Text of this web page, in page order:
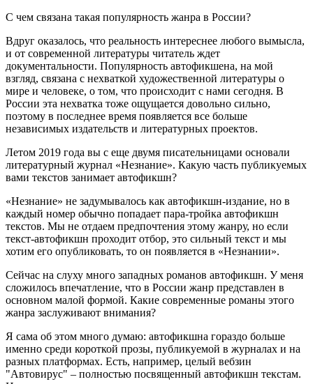
С чем связана такая популярность жанра в России?
Вдруг оказалось, что реальность интереснее любого вымысла,
и от современной литературы читатель ждет
документальности. Популярность автофикшена, на мой
взгляд, связана с нехваткой художественной литературы о
мире и человеке, о том, что происходит с нами сегодня. В
России эта нехватка тоже ощущается довольно сильно,
поэтому в последнее время появляется все больше
независимых издательств и литературных проектов.
Летом 2019 года вы с еще двумя писательницами основали
литературный журнал «Незнание». Какую часть публикуемых
вами текстов занимает автофикшн?
«Незнание» не задумывалось как автофикшн-издание, но в
каждый номер обычно попадает пара-тройка автофикшн
текстов. Мы не отдаем предпочтения этому жанру, но если
текст-автофикшн проходит отбор, это сильный текст и мы
хотим его опубликовать, то он появляется в «Незнании».
Сейчас на слуху много западных романов автофикшн. У меня
сложилось впечатление, что в России жанр представлен в
основном малой формой. Какие современные романы этого
жанра заслуживают внимания?
Я сама об этом много думаю: автофикшна гораздо больше
именно среди короткой прозы, публикуемой в журналах и на
разных платформах. Есть, например, целый вебзин
"Автовирус" – полностью посвященный автофикшн текстам.